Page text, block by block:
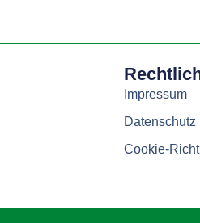
Impressum
Datenschutz
Cookie-